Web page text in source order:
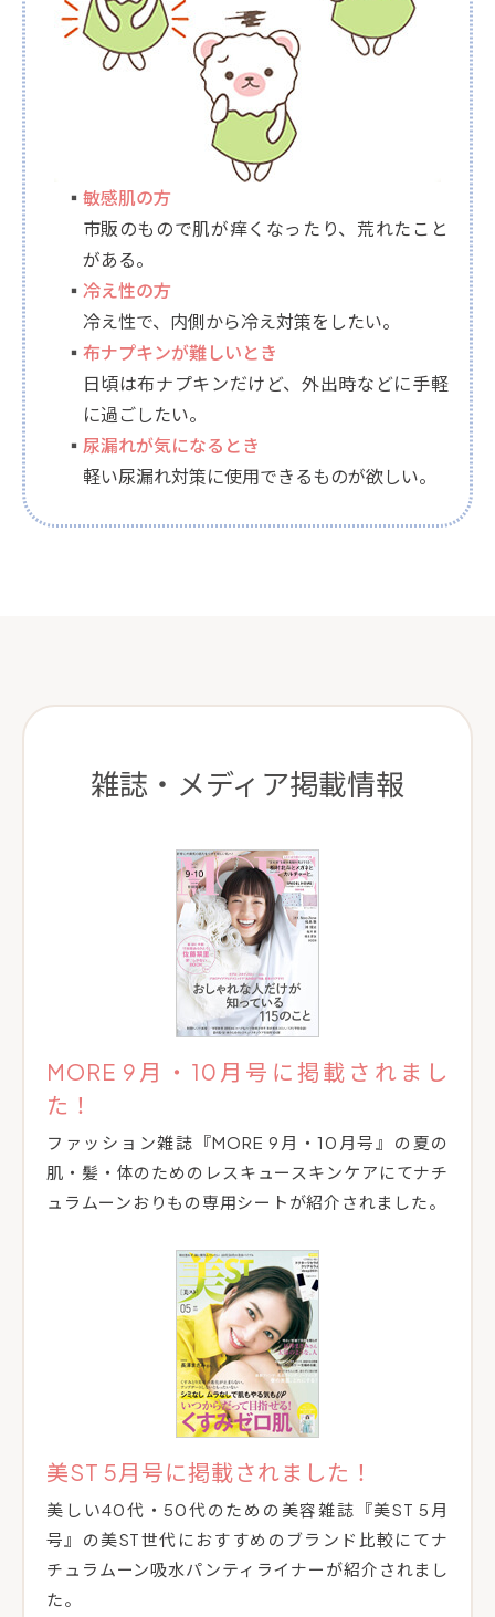
敏感肌の方
市販のもので肌が痒くなったり、荒れたこと
がある。
冷え性の方
冷え性で、内側から冷え対策をしたい。
布ナプキンが難しいとき
日頃は布ナプキンだけど、外出時などに手軽
に過ごしたい。
尿漏れが気になるとき
軽い尿漏れ対策に使用できるものが欲しい。
雑誌・メディア掲載情報
MORE 9月・10月号に掲載されまし
た！
ファッション雑誌『MORE 9月・10月号』の夏の
肌・髪・体のためのレスキュースキンケアにてナチ
ュラムーンおりもの専用シートが紹介されました。
美ST 5月号に掲載されました！
美しい40代・50代のための美容雑誌『美ST 5月
号』の美ST世代におすすめのブランド比較にてナ
チュラムーン吸水パンティライナーが紹介されまし
た。